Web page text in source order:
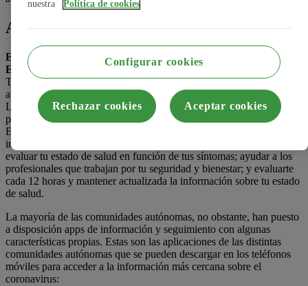
ASISTENCIA COVID-19
En España contamos con una aplicación oficial
del Gobierno de
España
, desarrollada por el Ministerio de Asuntos Económicos y
Transformación Digital, y en cooperación con las comunidades
autónomas adheridas por el momento: Cantabria, Canarias, Castilla-
La Mancha, Extremadura e Islas Baleares. El resto de comunidades
podrán tener acceso a la aplicación en el momento en que lo deseen.
Esta aplicación, llamada Asistencia COVID-19, permite recibir
instrucciones y recomendaciones en función de tu estado de salud;
evaluar tu estado de salud en función de tus síntomas; ayudar a los
profesionales que trabajan por tu seguridad y bienestar; y evaluarte
cada 12 horas y mantener actualizada la información sobre tu estado
de salud.
La mayoría de las comunidades autónomas, no obstante, han puesto
a disposición apps de información y seguimiento con algunas
características propias. Estas son las aplicaciones de las distintas
comunidades autónomas que se pueden descargar en los teléfonos
móviles para acceder a la información más cercana sobre el
coronavirus:
nuestra
Política de cookies
Configurar cookies
Rechazar cookies Aceptar cookies